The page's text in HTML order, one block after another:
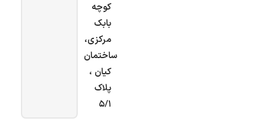
کوچه
بابک
مرکزی،
ساختمان
کیان ،
پلاک
۵/۱